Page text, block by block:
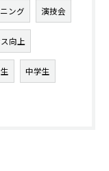
ング 演技会
向上
中学生